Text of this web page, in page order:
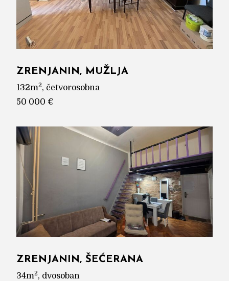
ZRENJANIN, MUŽLJA
132m2, četvorosobna
50 000 €
ZRENJANIN, ŠEĆERANA
34m2, dvosoban